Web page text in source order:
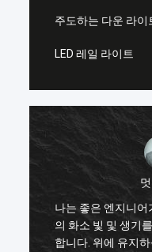
주도하는 다운 라이
LED 레일 라이트
한 쌍의 비슷한 사
전에 윈터앱에아
이 조화되기에는 너